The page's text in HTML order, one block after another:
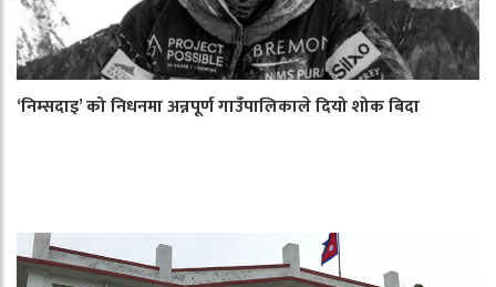
‘निम्सदाइ’ को निधनमा अन्नपूर्ण गाउँपालिकाले दियो शोक बिदा